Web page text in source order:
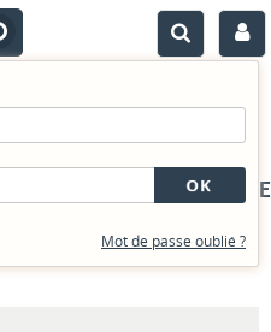
PORTAIL DOCUMENTAIRE
Mot de passe oublié ?